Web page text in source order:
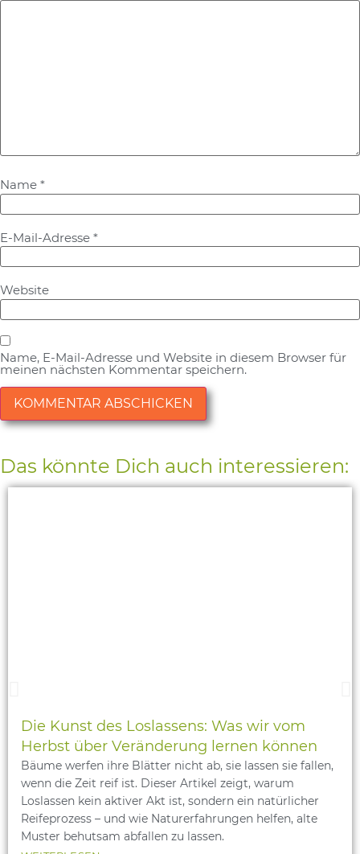
Name *
E-Mail-Adresse *
Website
Name, E-Mail-Adresse und Website in diesem Browser für
meinen nächsten Kommentar speichern.
Das könnte Dich auch interessieren:
Die Kunst des Loslassens: Was wir vom
Herbst über Veränderung lernen können
Bäume werfen ihre Blätter nicht ab, sie lassen sie fallen,
wenn die Zeit reif ist. Dieser Artikel zeigt, warum
Loslassen kein aktiver Akt ist, sondern ein natürlicher
Reifeprozess – und wie Naturerfahrungen helfen, alte
Muster behutsam abfallen zu lassen.